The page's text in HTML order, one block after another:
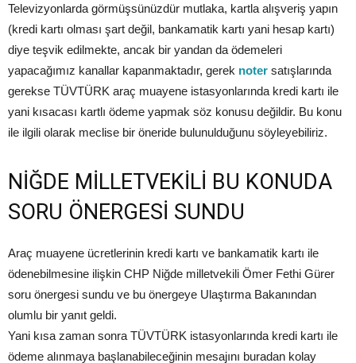
Televizyonlarda görmüşsünüzdür mutlaka, kartla alışveriş yapın
(kredi kartı olması şart değil, bankamatik kartı yani hesap kartı)
diye teşvik edilmekte, ancak bir yandan da ödemeleri
yapacağımız kanallar kapanmaktadır, gerek noter satışlarında
gerekse TÜVTÜRK araç muayene istasyonlarında kredi kartı ile
yani kısacası kartlı ödeme yapmak söz konusu değildir. Bu konu
ile ilgili olarak meclise bir öneride bulunulduğunu söyleyebiliriz.
NİĞDE MİLLETVEKİLİ BU KONUDA
SORU ÖNERGESİ SUNDU
Araç muayene ücretlerinin kredi kartı ve bankamatik kartı ile
ödenebilmesine ilişkin CHP Niğde milletvekili Ömer Fethi Gürer
soru önergesi sundu ve bu önergeye Ulaştırma Bakanından
olumlu bir yanıt geldi.
Yani kısa zaman sonra TÜVTÜRK istasyonlarında kredi kartı ile
ödeme alınmaya başlanabileceğinin mesajını buradan kolay